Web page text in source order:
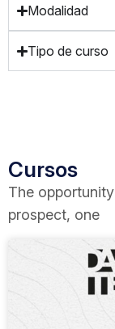
Modalidad
Tipo de curso
Cursos
The
prospect, one